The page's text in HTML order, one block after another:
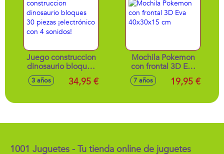
Juego construccion
dinosaurio bloques
30 piezas
¡electrónico con 4
3 años 34,95 €
Mochila Pokemon
con frontal 3D Eva
40x30x15 cm
7 años 19,95 €
1001 Juguetes - Tu tienda online de juguetes